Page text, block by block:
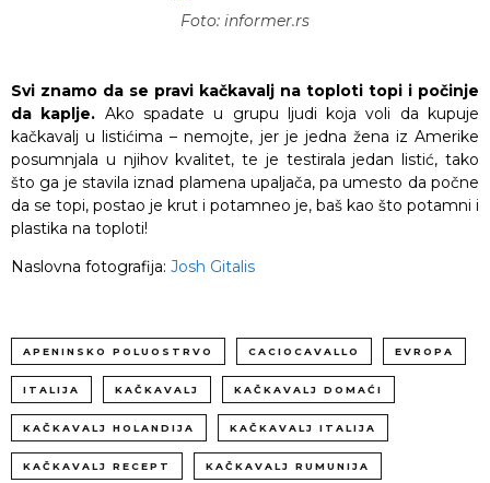
Foto: informer.rs
Svi znamo da se pravi kačkavalj na toploti topi i počinje
da kaplje. Ako spadate u grupu ljudi koja voli da kupuje
kačkavalj u listićima – nemojte, jer je jedna žena iz Amerike
posumnjala u njihov kvalitet, te je testirala jedan listić, tako
što ga je stavila iznad plamena upaljača, pa umesto da počne
da se topi, postao je krut i potamneo je, baš kao što potamni i
plastika na toploti!
Naslovna fotografija: Josh Gitalis
APENINSKO POLUOSTRVO CACIOCAVALLO EVROPA
ITALIJA KAČKAVALJ KAČKAVALJ DOMAĆI
KAČKAVALJ HOLANDIJA KAČKAVALJ ITALIJA
KAČKAVALJ RECEPT KAČKAVALJ RUMUNIJA